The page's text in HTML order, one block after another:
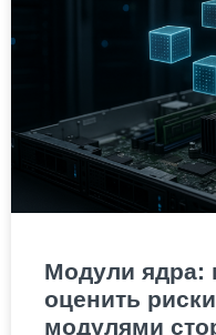
Модули ядра:
оценить
модулями